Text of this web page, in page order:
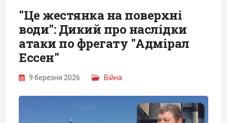
"Це жестянка на поверхні
води": Дикий про наслідки
атаки по фрегату "Адмірал
Ессен"
9 березня 2026 Війна